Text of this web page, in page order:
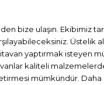
bize ulaşın. Ekibimiz
Üstelik
yaptırmak isteyen
kaliteli
mümkündür.